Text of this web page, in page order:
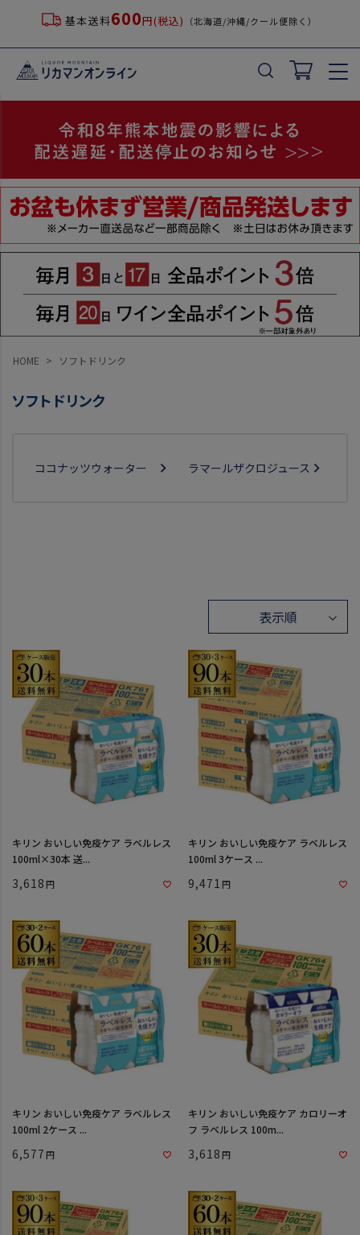
基本送料600円(税込) （北海道/沖縄/クール便除く）
HOME ソフトドリンク
ソフトドリンク
ココナッツウォーター ラマールザクロジュース
キリン おいしい免疫ケア ラベルレス
100ml×30本 送...
3,618
キリン おいしい免疫ケア ラベルレス
100ml 3ケース ...
9,471
キリン おいしい免疫ケア ラベルレス
100ml 2ケース ...
6,577
キリン おいしい免疫ケア カロリーオ
フ ラベルレス 100m...
3,618